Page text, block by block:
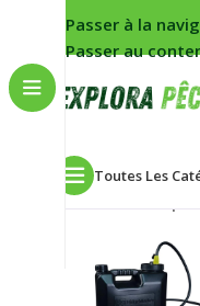
Passer à la
Passer au
Toutes Les
Accueil